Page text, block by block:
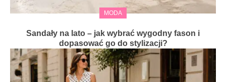
MODA
Sandały na lato – jak wybrać wygodny fason i
dopasować go do stylizacji?